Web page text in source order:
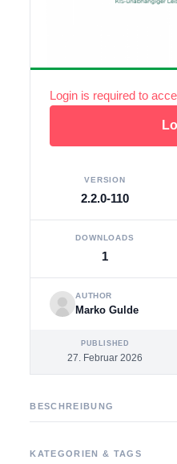
Login is required to
VERSION
2.2.0-110
DOWNLOADS
1
AUTHOR
Marko Gulde
PUBLISHED
27. Februar 2026
BESCHREIBUNG
KATEGORIEN & TAGS